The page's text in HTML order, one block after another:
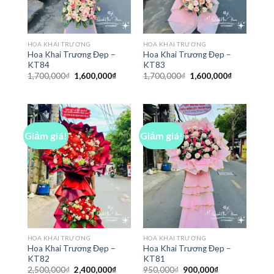
HOA KHAI TRƯƠNG
Hoa Khai Trương Đẹp –
KT84
1,700,000₫ Giá
gốc
1,600,000₫Giá
1,600,000₫.
HOA KHAI TRƯƠNG
Hoa Khai Trương Đẹp –
KT83
1,700,000₫ Giá
gốc
1,600,000₫Giá
Giảm giá!
HOA KHAI TRƯƠNG
Hoa Khai Trương Đẹp –
KT82
2,500,000₫ Giá
2,400,000₫Giá
Giảm giá!
HOA KHAI TRƯƠNG
Hoa Khai Trương Đẹp –
KT81
950,000₫ Giá
900,000₫Giá